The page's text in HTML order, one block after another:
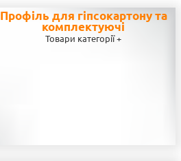
Профіль для гіпсокартону та
комплектуючі
Товари категорії +